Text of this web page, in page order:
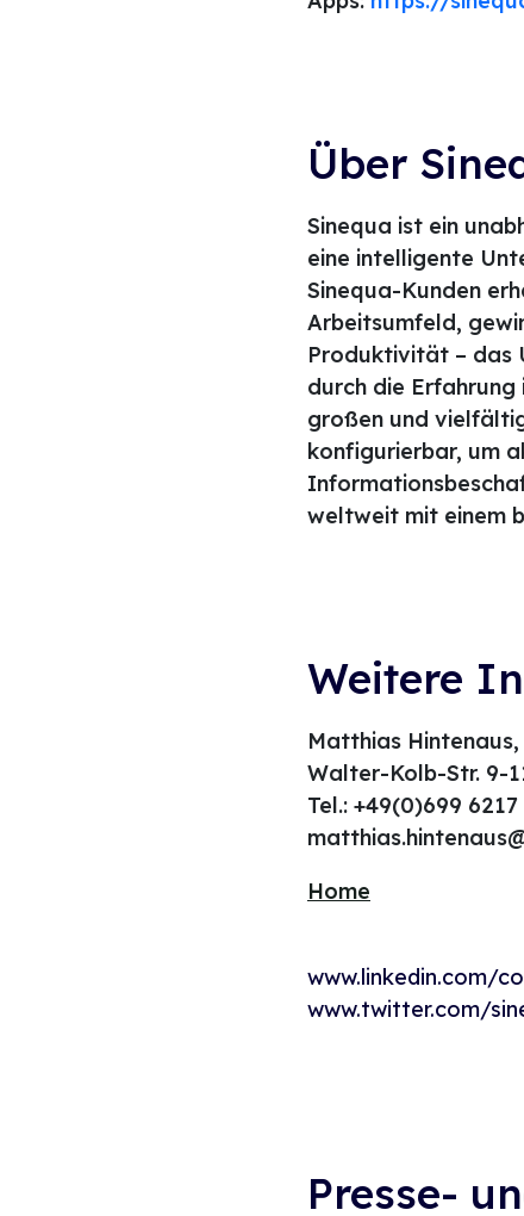
Über
Sinequa ist ein
eine intelligente
Sinequa-Kunden
Arbeitsumfeld,
Produktivität – das
durch die
großen und
konfigurierbar, um
weltweit mit einem
Weitere
Matthias
Walter-Kolb-Str. 9-
Tel.: +49(0)699
Home
www.linkedin.com/
www.twitter.com/
Presse-